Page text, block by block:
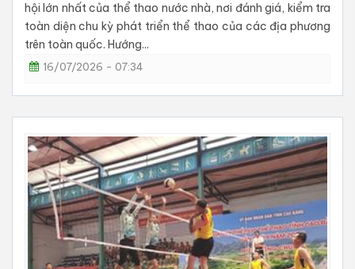
hội lớn nhất của thể thao nước nhà, nơi đánh giá, kiểm tra
toàn diện chu kỳ phát triển thể thao của các địa phương
trên toàn quốc. Hướng...
16/07/2026 - 07:34